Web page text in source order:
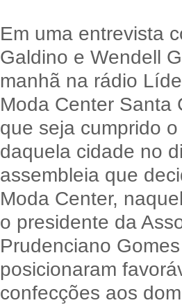
Em uma entrevista
Galdino e Wendell
manhã na rádio
Moda Center Santa
que seja cumprido
daquela cidade no
assembleia que
Moda Center,
o presidente da
Prudenciano
posicionaram
confecções aos